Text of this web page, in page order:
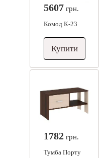
5607 грн.
Комод К-23
Купити
1782грн.
Тумба Порту